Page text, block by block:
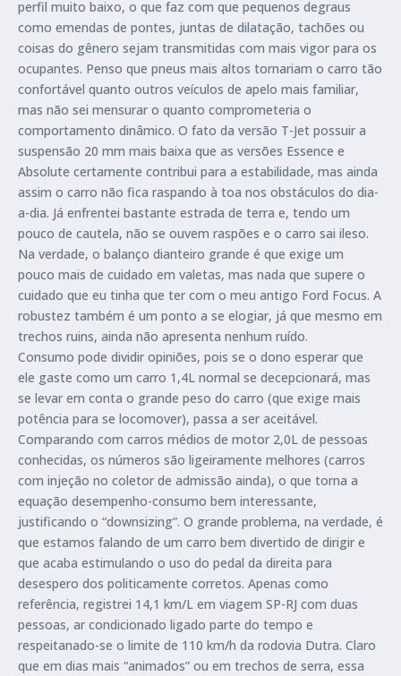
perfil muito baixo, o que faz com que pequenos degraus
como emendas de pontes, juntas de dilatação, tachões ou
coisas do gênero sejam transmitidas com mais vigor para os
ocupantes. Penso que pneus mais altos tornariam o carro tão
confortável quanto outros veículos de apelo mais familiar,
mas não sei mensurar o quanto comprometeria o
comportamento dinâmico. O fato da versão T-Jet possuir a
suspensão 20 mm mais baixa que as versões Essence e
Absolute certamente contribui para a estabilidade, mas ainda
assim o carro não fica raspando à toa nos obstáculos do dia-
a-dia. Já enfrentei bastante estrada de terra e, tendo um
pouco de cautela, não se ouvem raspões e o carro sai ileso.
Na verdade, o balanço dianteiro grande é que exige um
pouco mais de cuidado em valetas, mas nada que supere o
cuidado que eu tinha que ter com o meu antigo Ford Focus. A
robustez também é um ponto a se elogiar, já que mesmo em
trechos ruins, ainda não apresenta nenhum ruído.
Consumo pode dividir opiniões, pois se o dono esperar que
ele gaste como um carro 1,4L normal se decepcionará, mas
se levar em conta o grande peso do carro (que exige mais
potência para se locomover), passa a ser aceitável.
Comparando com carros médios de motor 2,0L de pessoas
conhecidas, os números são ligeiramente melhores (carros
com injeção no coletor de admissão ainda), o que torna a
equação desempenho-consumo bem interessante,
justificando o “downsizing”. O grande problema, na verdade, é
que estamos falando de um carro bem divertido de dirigir e
que acaba estimulando o uso do pedal da direita para
desespero dos politicamente corretos. Apenas como
referência, registrei 14,1 km/L em viagem SP-RJ com duas
pessoas, ar condicionado ligado parte do tempo e
respeitanado-se o limite de 110 km/h da rodovia Dutra. Claro
que em dias mais “animados” ou em trechos de serra, essa